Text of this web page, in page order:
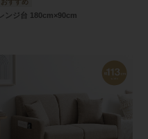
レンジ台 180cm×90cm